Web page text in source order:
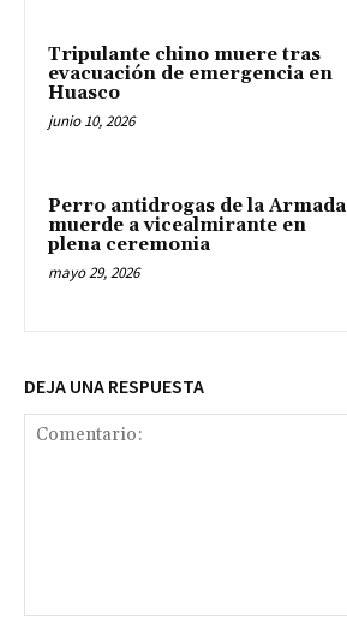
Tripulante chino muere tras
evacuación de emergencia en
Huasco
junio 10, 2026
Perro antidrogas de la Armada
muerde a vicealmirante en
plena ceremonia
mayo 29, 2026
DEJA UNA RESPUESTA